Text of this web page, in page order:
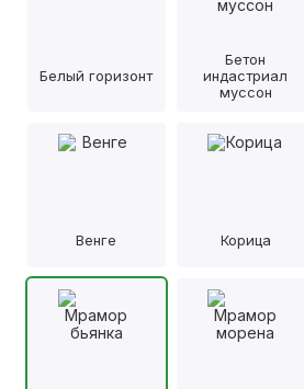
Белый горизонт
Бетон
индастриал
муссон
Венге Корица